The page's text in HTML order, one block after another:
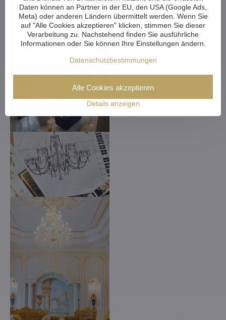
Daten können an Partner in der EU, den USA (Google Ads,
Meta) oder anderen Ländern übermittelt werden. Wenn Sie
auf "Alle Cookies akzeptieren" klicken, stimmen Sie dieser
Verarbeitung zu. Nachstehend finden Sie ausführliche
Informationen oder Sie können Ihre Einstellungen ändern.
Datenschutzbestimmungen
Details anzeigen
Alle Cookies akzeptieren